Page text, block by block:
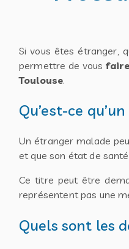
Si vous êtes étranger,
permettre de vous
Toulouse.
Qu’est-ce
Un étranger malade
et que son état de
Ce titre peut être
représentent pas une
Quels sont les